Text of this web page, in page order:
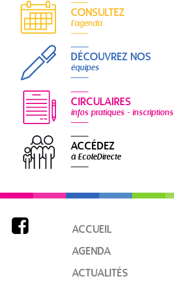
CONSULTEZ
l'agenda
DÉCOUVREZ NOS
équipes
CIRCULAIRES
infos pratiques - inscriptions
ACCÉDEZ
à EcoleDirecte

ACCUEIL
AGENDA
ACTUALITÉS